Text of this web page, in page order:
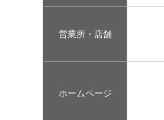
営業所・店舗
ホームページ